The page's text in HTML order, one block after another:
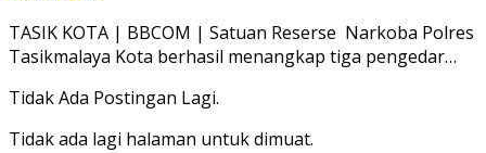
TASIK KOTA | BBCOM | Satuan Reserse Narkoba Polres
Tasikmalaya Kota berhasil menangkap tiga pengedar…
Tidak Ada Postingan Lagi.
Tidak ada lagi halaman untuk dimuat.